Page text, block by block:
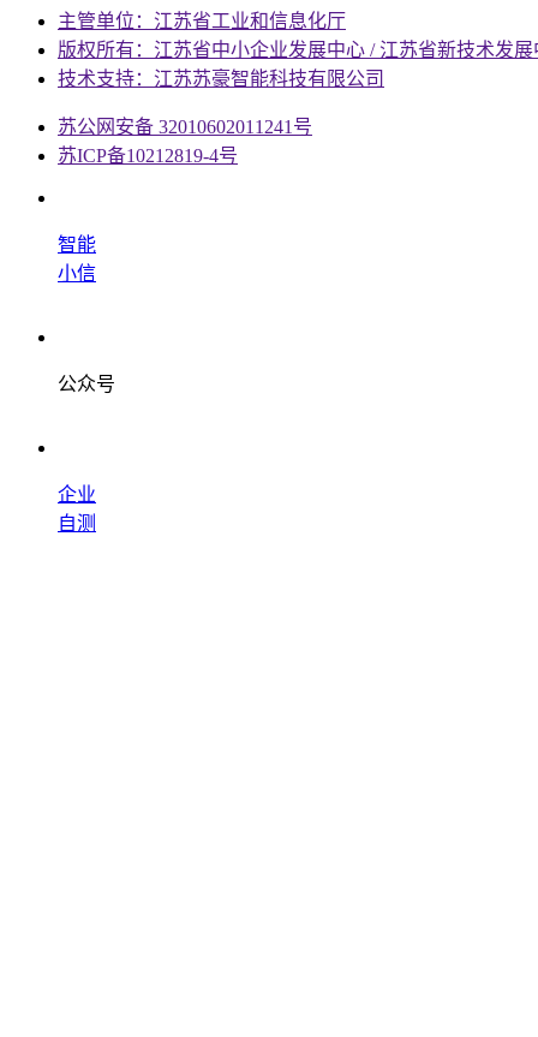
主管单位：江苏省工业和信息化厅
版权所有：江苏省中小企业发展中心 / 江苏省新技术发展
技术支持：江苏苏豪智能科技有限公司
苏公网安备 32010602011241号
苏ICP备10212819-4号
智能
小信
公众号
企业
自测